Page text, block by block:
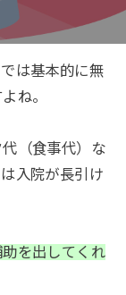
は基本的に無
ね。
（食事代）な
入院が長引け
を出してくれ